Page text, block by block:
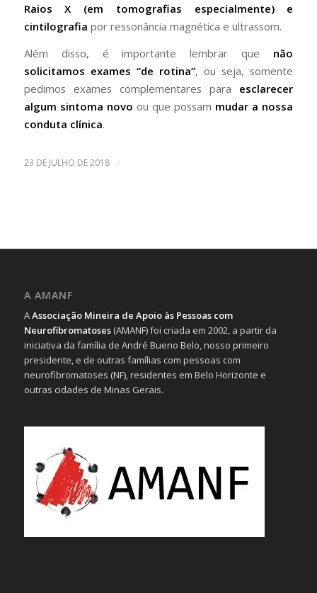
Raios X (em tomografias especialmente) e
cintilografia por ressonância magnética e ultrassom.
Além disso, é importante lembrar que não
solicitamos exames “de rotina”, ou seja, somente
pedimos exames complementares para esclarecer
algum sintoma novo ou que possam mudar a nossa
conduta clínica.
23 DE JULHO DE 2018 /
A AMANF
AAssociação Mineira de Apoio às Pessoas com
Neurofibromatoses(AMANF) foi criada em 2002, a partir da
iniciativa da família de André Bueno Belo, nosso primeiro
presidente, e de outras famílias com pessoas com
neurofibromatoses (NF), residentes em Belo Horizonte e
outras cidades de Minas Gerais.